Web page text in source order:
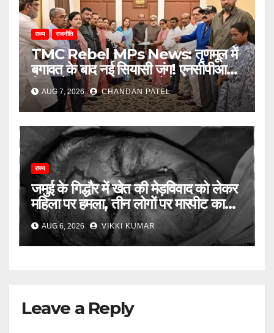
राज्य राजनीति
TMC Rebel MPs News: तृणमूल में
बगावत के बाद नई सियासी जंग! एनसीपीआई में
विलय के बावजूद बागी सांसदों में बढ़ी
खींचतान, भाजपा को लेकर भी दो राय
AUG 7, 2026 CHANDAN PATEL
राज्य
जमुई के गिद्धौर में खेत की मेड़विवाद को लेकर
महिला पर हमला, तीन लोगों पर मारपीट का
आरोप
AUG 6, 2026 VIKKI KUMAR
Leave a Reply